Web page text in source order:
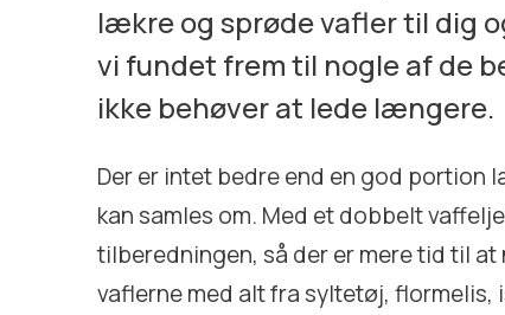
lækre og sprøde vafler til dig
vi fundet frem til nogle af de
ikke behøver at lede længere.
Der er intet bedre end en god portion
kan samles om. Med et dobbelt
tilberedningen, så der er mere tid til
vaflerne med alt fra syltetøj,